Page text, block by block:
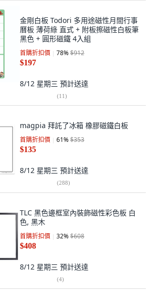
金剛白板 Todori 多用途磁性月間行事
曆板 薄荷綠 直式 + 附板擦磁性白板筆
黑色 + 圓形磁鐵 4入組
首購折扣價 78%$912
$197
8/12 星期三 預計送達
(11)
magpia 拜託了冰箱 橡膠磁鐵白板
首購折扣價 61%$353
$135
8/12 星期三 預計送達
(288)
TLC 黑色邊框室內裝飾磁性彩色板 白
色, 黑木
首購折扣價 32%$608
$408
8/12 星期三 預計送達
(4)